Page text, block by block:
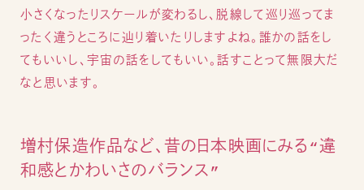
小さくなったりスケールが変わるし、脱線して巡り巡ってま
ったく違うところに辿り着いたりしますよね。誰かの話をし
てもいいし、宇宙の話をしてもいい。話すことって無限大だ
なと思います。
増村保造作品など、昔の日本映画にみる“違
和感とかわいさのバランス”